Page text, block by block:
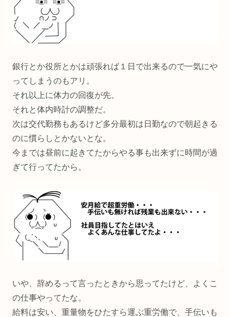
銀行とか役所とかは頑張れば１日で出来るので一気にや
ってしまうのもアリ。
それ以上に体力の回復が先。
それと体内時計の調整だ。
次は交代勤務もあるけど多分最初は日勤なので朝起きる
のに慣らしとかないとな。
今までは昼前に起きてたからやる事も出来ずに時間が過
ぎて行ってたから。
いや、辞めるって言ったときから思ってたけど、よくこ
の仕事やってたな。
給料は安い、重量物をひたすら運ぶ重労働で、手伝いも